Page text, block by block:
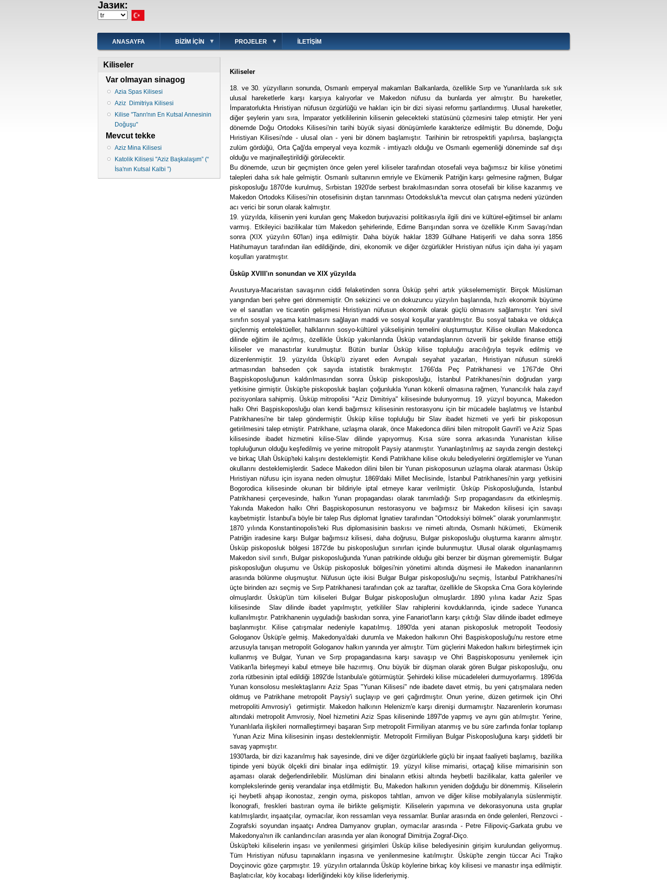
Јазик:
Select
language
ANASAYFA BIZIM IÇIN PROJELER İLETIŞIM
Kiliseler
18. ve 30. yüzyılların sonunda, Osmanlı emperyal makamları Balkanlarda, özellikle Sırp ve Yunanlılarda sık sık
ulusal hareketlerle karşı karşıya kalıyorlar ve Makedon nüfusu da bunlarda yer almıştır. Bu hareketler,
İmparatorlukta Hıristiyan nüfusun özgürlüğü ve hakları için bir dizi siyasi reformu şartlandırmış. Ulusal hareketler,
diğer şeylerin yanı sıra, İmparator yetkililerinin kilisenin gelecekteki statüsünü çözmesini talep etmiştir. Her yeni
dönemde Doğu Ortodoks Kilisesi'nin tarihi büyük siyasi dönüşümlerle karakterize edilmiştir. Bu dönemde, Doğu
Hıristiyan Kilisesi'nde - ulusal olan - yeni bir dönem başlamıştır. Tarihinin bir retrospektifi yapılırsa, başlangıçta
zulüm gördüğü, Orta Çağ'da emperyal veya kozmik - imtiyazlı olduğu ve Osmanlı egemenliği döneminde saf dışı
olduğu ve marjinalleştirildiği görülecektir.
Bu dönemde, uzun bir geçmişten önce gelen yerel kiliseler tarafından otosefali veya bağımsız bir kilise yönetimi
talepleri daha sık hale gelmiştir. Osmanlı sultanının emriyle ve Ekümenik Patriğin karşı gelmesine rağmen, Bulgar
piskoposluğu 1870'de kurulmuş, Sırbistan 1920'de serbest bırakılmasından sonra otosefali bir kilise kazanmış ve
Makedon Ortodoks Kilisesi'nin otosefisinin dıştan tanınması Ortodoksluk'ta mevcut olan çatışma nedeni yüzünden
acı verici bir sorun olarak kalmıştır.
19. yüzyılda, kilisenin yeni kurulan genç Makedon burjuvazisi politikasıyla ilgili dini ve kültürel-eğitimsel bir anlamı
varmış. Etkileyici bazilikalar tüm Makedon şehirlerinde, Edirne Barışından sonra ve özellikle Kırım Savaşı'ndan
sonra (XIX yüzyılın 60'ları) inşa edilmiştir. Daha büyük haklar 1839 Gülhane Hatişerifi ve daha sonra 1856
Hatihumayun tarafından ilan edildiğinde, dini, ekonomik ve diğer özgürlükler Hıristiyan nüfus için daha iyi yaşam
koşulları yaratmıştır.
Üsküp XVIII'ın sonundan ve XIX yüzyılda
Avusturya-Macaristan savaşının ciddi felaketinden sonra Üsküp şehri artık yükselememiştir. Birçok Müslüman
yangından beri şehre geri dönmemiştir. On sekizinci ve on dokuzuncu yüzyılın başlarında, hızlı ekonomik büyüme
ve el sanatları ve ticaretin gelişmesi Hıristiyan nüfusun ekonomik olarak güçlü olmasını sağlamıştır. Yeni sivil
sınıfın sosyal yaşama katılmasını sağlayan maddi ve sosyal koşullar yaratılmıştır. Bu sosyal tabaka ve oldukça
güçlenmiş entelektüeller, halklarının sosyo-kültürel yükselişinin temelini oluşturmuştur. Kilise okulları Makedonca
dilinde eğitim ile açılmış, özellikle Üsküp yakınlarında Üsküp vatandaşlarının özverili bir şekilde finanse ettiği
kiliseler ve manastırlar kurulmuştur. Bütün bunlar Üsküp kilise topluluğu aracılığıyla teşvik edilmiş ve
düzenlenmiştir. 19. yüzyılda Üsküp'ü ziyaret eden Avrupalı seyahat yazarları, Hıristiyan nüfusun sürekli
artmasından bahseden çok sayıda istatistik bırakmıştır. 1766'da Peç Patrikhanesi ve 1767'de Ohri
Başpiskoposluğunun kaldırılmasından sonra Üsküp piskoposluğu, İstanbul Patrikhanesi'nin doğrudan yargı
yetkisine girmiştir. Üsküp'te piskoposluk başları çoğunlukla Yunan kökenli olmasına rağmen, Yunancılık hala zayıf
pozisyonlara sahipmiş. Üsküp mitropolisi "Aziz Dimitriya" kilisesinde bulunyormuş. 19. yüzyıl boyunca, Makedon
halkı Ohri Başpiskoposluğu olan kendi bağımsız kilisesinin restorasyonu için bir mücadele başlatmış ve İstanbul
Patrikhanesi'ne bir talep göndermiştir. Üsküp kilise topluluğu bir Slav ibadet hizmeti ve yerli bir piskoposun
getirilmesini talep etmiştir. Patrikhane, uzlaşma olarak, önce Makedonca dilini bilen mitropolit Gavril'i ve Aziz Spas
kilisesinde ibadet hizmetini kilise-Slav dilinde yapıyormuş. Kısa süre sonra arkasında Yunanistan kilise
topluluğunun olduğu keşfedilmiş ve yerine mitropolit Paysiy atanmıştır. Yunanlaştırılmış az sayıda zengin destekçi
ve birkaç Ulah Üsküp'teki kalışını desteklemiştir. Kendi Patrikhane kilise okulu belediyelerini örgütlemişler ve Yunan
okullarını desteklemişlerdir. Sadece Makedon dilini bilen bir Yunan piskoposunun uzlaşma olarak atanması Üsküp
Hıristiyan nüfusu için isyana neden olmuştur. 1869'daki Millet Meclisinde, İstanbul Patrikhanesi'nin yargı yetkisini
Bogorodica kilisesinde okunan bir bildiriyle iptal etmeye karar verilmiştir. Üsküp Piskoposluğunda, İstanbul
Patrikhanesi çerçevesinde, halkın Yunan propagandası olarak tanımladığı Sırp propagandasını da etkinleşmiş.
Yakında Makedon halkı Ohri Başpiskoposunun restorasyonu ve bağımsız bir Makedon kilisesi için savaşı
kaybetmiştir. İstanbul'a böyle bir talep Rus diplomat İgnatiev tarafından "Ortodoksiyi bölmek" olarak yorumlanmıştır.
1870 yılında Konstantinopolis'teki Rus diplomasisinin baskısı ve nimeti altında, Osmanlı hükümeti, Ekümenik
Patriğin iradesine karşı Bulgar bağımsız kilisesi, daha doğrusu, Bulgar piskoposluğu oluşturma kararını almıştır.
Üsküp piskoposluk bölgesi 1872'de bu piskoposluğun sınırları içinde bulunmuştur. Ulusal olarak olgunlaşmamış
Makedon sivil sınıfı, Bulgar piskoposluğunda Yunan patrikinde olduğu gibi benzer bir düşman görememiştir. Bulgar
piskoposluğun oluşumu ve Üsküp piskoposluk bölgesi'nin yönetimi altında düşmesi ile Makedon inananlarının
arasında bölünme oluşmuştur. Nüfusun üçte ikisi Bulgar Bulgar piskoposluğu'nu seçmiş, İstanbul Patrikhanesi'ni
üçte birinden azı seçmiş ve Sırp Patrikhanesi tarafından çok az taraftar, özellikle de Skopska Crna Gora köylerinde
olmuşlardır. Üsküp'ün tüm kiliseleri Bulgar Bulgar piskoposluğun olmuşlardır. 1890 yılına kadar Aziz Spas
kilisesinde Slav dilinde ibadet yapılmıştır, yetkililer Slav rahiplerini kovduklarında, içinde sadece Yunanca
kullanılmıştır. Patrikhanenin uyguladığı baskıdan sonra, yine Fanariot'ların karşı çıktığı Slav dilinde ibadet edlmeye
başlanmıştır. Kilise çatışmalar nedeniyle kapatılmış. 1890'da yeni atanan piskoposluk metropolit Teodosiy
Gologanov Üsküp'e gelmiş. Makedonya'daki durumla ve Makedon halkının Ohri Başpiskoposluğu'nu restore etme
arzusuyla tanışan metropolit Gologanov halkın yanında yer almıştır. Tüm güçlerini Makedon halkını birleştirmek için
kullanmış ve Bulgar, Yunan ve Sırp propagandasına karşı savaşıp ve Ohri Başpiskoposunu yenilemek için
Vatikan'la birleşmeyi kabul etmeye bile hazırmış. Onu büyük bir düşman olarak gören Bulgar piskoposluğu, onu
zorla rütbesinin iptal edildiği 1892'de İstanbula'e götürmüştür. Şehirdeki kilise mücadeleleri durmuyorlarmış. 1896'da
Yunan konsolosu meslektaşlarını Aziz Spas "Yunan Kilisesi" nde ibadete davet etmiş, bu yeni çatışmalara neden
oldmuş ve Patrikhane metropolit Paysiy'i suçlayıp ve geri çağırdmıştır. Onun yerine, düzen getirmek için Ohri
metropoliti Amvrosiy'i getirmiştir. Makedon halkının Helenizm'e karşı direnişi durmamıştır. Nazarenlerin koruması
altındaki metropolit Amvrosiy, Noel hizmetini Aziz Spas kiliseninde 1897'de yapmış ve aynı gün atılmıştır. Yerine,
Yunanlılarla ilişkileri normalleştirmeyi başaran Sırp metropolit Firmiliyan atanmış ve bu süre zarfında fonlar toplanıp
Yunan Aziz Mina kilisesinin inşası desteklenmiştir. Metropolit Firmiliyan Bulgar Piskoposluğuna karşı şiddetli bir
savaş yapmıştır.
1930'larda, bir dizi kazanılmış hak sayesinde, dini ve diğer özgürlüklerle güçlü bir inşaat faaliyeti başlamış, bazilika
tipinde yeni büyük ölçekli dini binalar inşa edilmiştir. 19. yüzyıl kilise mimarisi, ortaçağ kilise mimarisinin son
aşaması olarak değerlendirilebilir. Müslüman dini binaların etkisi altında heybetli bazilikalar, katta galeriler ve
komplekslerinde geniş verandalar inşa etdilmiştir. Bu, Makedon halkının yeniden doğduğu bir dönemmiş. Kiliselerin
içi heybetli ahşap ikonostaz, zengin oyma, piskopos tahtları, amvon ve diğer kilise mobilyalarıyla süslenmiştir.
İkonografi, freskleri bastıran oyma ile birlikte gelişmiştir. Kiliselerin yapımına ve dekorasyonuna usta gruplar
katılmışlardır, inşaatçılar, oymacılar, ikon ressamları veya ressamlar. Bunlar arasında en önde gelenleri, Renzovci -
Zografski soyundan inşaatçı Andrea Damyanov grupları, oymacılar arasında - Petre Filipoviç-Garkata grubu ve
Makedonya'nın ilk canlandırıcıları arasında yer alan ikonograf Dimitrija Zograf-Diço.
Üsküp'teki kiliselerin inşası ve yenilenmesi girişimleri Üsküp kilise belediyesinin girişim kurulundan geliyormuş.
Tüm Hıristiyan nüfusu tapınakların inşasına ve yenilenmesine katılmıştır. Üsküp'te zengin tüccar Aci Trajko
Doyçinovic göze çarpmıştır. 19. yüzyılın ortalarında Üsküp köylerine birkaç köy kilisesi ve manastır inşa edilmiştir.
Başlatıcılar, köy kocabaşı liderliğindeki köy kilise liderleriymiş.
Kiliseler
Var olmayan sinagog
Azia Spas Kilisesi
Aziz Dimitriya Kilisesi
Kilise "Tanrı'nın En Kutsal Annesinin
Doğuşu"
Mevcut tekke
Aziz Mina Kilisesi
Katolik Kilisesi "Aziz Başkalaşım” (“
İsa'nın Kutsal Kalbi ”)